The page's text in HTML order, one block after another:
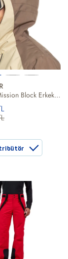
Quiksilver Mission Block Erkek Snowboard Ceketi